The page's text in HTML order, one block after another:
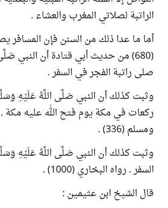
الراتبة لصلاتي المغرب والعشاء .
أما ما عدا ذلك من السنن فإن المسافر
(680) من حديث أبي قتادة أن النبي
صلى راتبة الفجر في السفر .
وثبت كذلك أن النبي صَلَّى اللَّهُ عَلَيْهِ
ومسلم (336) .
وثبت كذلك أن النبي صَلَّى اللَّهُ عَلَيْهِ
السفر . رواه البخاري (1000) .
قال الشيخ ابن عثيمين :